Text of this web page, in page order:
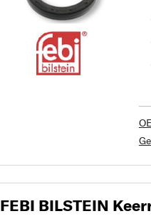
FEBI BILSTEIN